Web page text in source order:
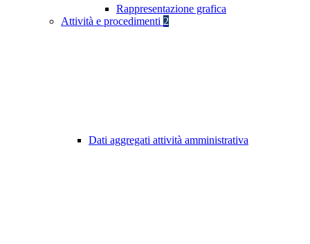
Rappresentazione grafica
Attività e procedimenti 2
Dati aggregati attività amministrativa